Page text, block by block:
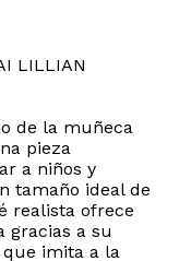
LILLIAN
de la muñeca
pieza
a niños y
tamaño ideal de
realista ofrece
gracias a su
que imita a la